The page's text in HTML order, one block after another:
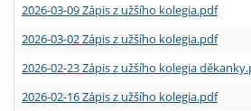
2026-03-09 Zápis z užšího kolegia.pdf
2026-03-02 Zápis z užšího kolegia.pdf
2026-02-23 Zápis z užšího kolegia
2026-02-16 Zápis z užšího kolegia.pdf